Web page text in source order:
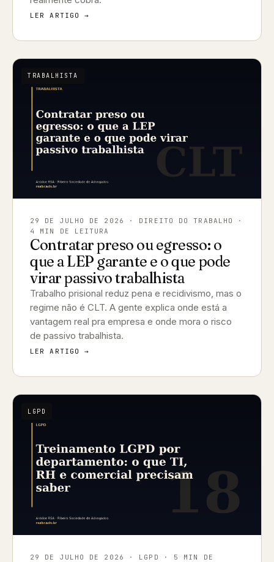
LER ARTIGO →
TRABALHISTA
29 DE JULHO DE 2026
· DIREITO DO TRABALHO ·
4 MIN DE LEITURA
Contratar preso ou egresso: o
que a LEP garante e o que pode
virar passivo trabalhista
Trabalho prisional reduz pena e recidivismo, mas o
regime não é CLT. A gente explica onde está a
vantagem real pra empresa e onde mora o risco
de passivo trabalhista.
LER ARTIGO →
LGPD
29 DE JULHO DE 2026
· LGPD · 5 MIN DE